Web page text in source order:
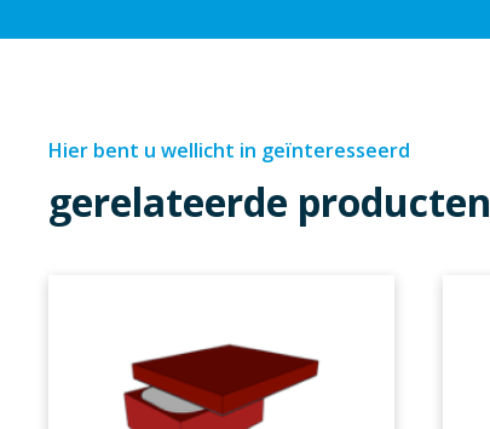
Hier bent u wellicht in geïnteresseerd
gerelateerde producten